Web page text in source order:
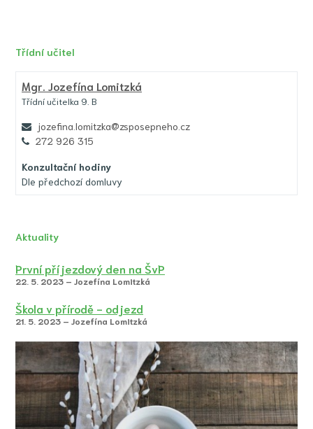
Třídní učitel
Mgr. Jozefína Lomitzká
Třídní učitelka 9. B
jozefina.lomitzka@zsposepneho.cz
272 926 315
Konzultační hodiny
Dle předchozí domluvy
Aktuality
První příjezdový den na ŠvP
22. 5. 2023 – Jozefína Lomitzká
Škola v přírodě - odjezd
21. 5. 2023 – Jozefína Lomitzká